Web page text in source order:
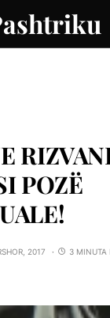
POZË
2017
3 MINUTA